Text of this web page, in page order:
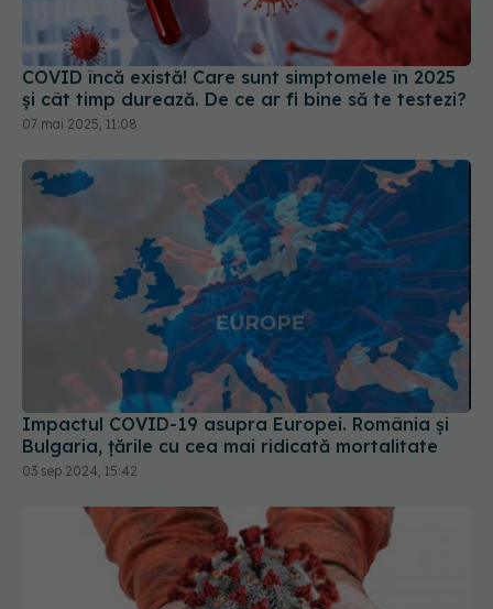
COVID încă există! Care sunt simptomele în 2025
și cât timp durează. De ce ar fi bine să te testezi?
07 mai 2025, 11:08
Impactul COVID-19 asupra Europei. România și
Bulgaria, țările cu cea mai ridicată mortalitate
03 sep 2024, 15:42